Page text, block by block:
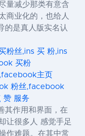
量减少那类有意含
商业化的，也给人
的是真人版实名认
粉丝,ins 买 粉,ins
买粉
主页
粉丝,facebook
赞 服务
其作用和界面，在
让很多人 感觉手足
作难题。在其中常